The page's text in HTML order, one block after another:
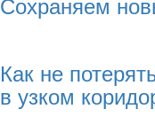
Как не
в узком